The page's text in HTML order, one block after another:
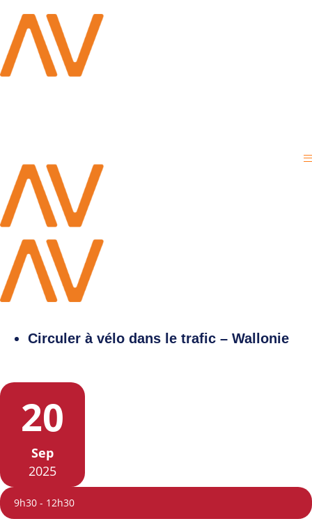
Circuler à vélo dans le trafic – Wallonie
20
Sep
2025
9h30 - 12h30